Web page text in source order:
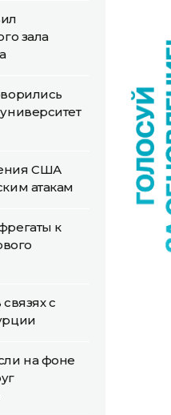
зала
США
атакам
к
с
на фоне